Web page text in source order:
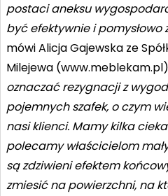
postaci aneksu
być efektywnie i
mówi Alicja Gajewska ze
Milejewa
oznaczać rezygnacji z
pojemnych szafek, o czym
nasi klienci. Mamy kilka
polecamy właścicielom
są zdziwieni efektem
zmiesić na powierzchni, na